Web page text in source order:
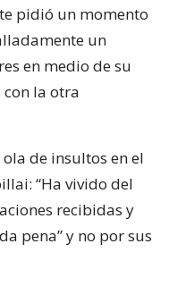
pidió un momento
un
en medio de su
la otra
de insultos en el
“Ha vivido del
recibidas y
pena” y no por sus